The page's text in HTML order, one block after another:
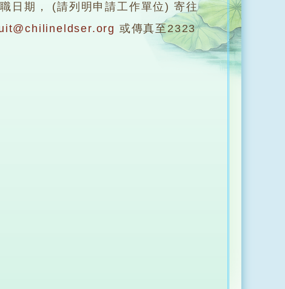
日期， (請列明申請工作單位) 寄往
或傳真至2323